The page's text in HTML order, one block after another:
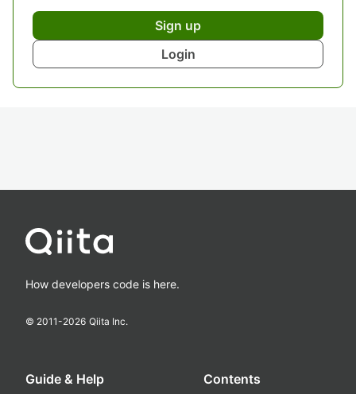
Sign up
Login
How developers code is here.
© 2011-2026 Qiita Inc.
Guide & Help Contents